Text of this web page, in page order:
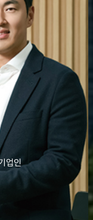
업인